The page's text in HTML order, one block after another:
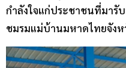
กำลังใจแก่ประชาชนที่มารั
ชมรมแม่บ้านมหาดไทยจังห